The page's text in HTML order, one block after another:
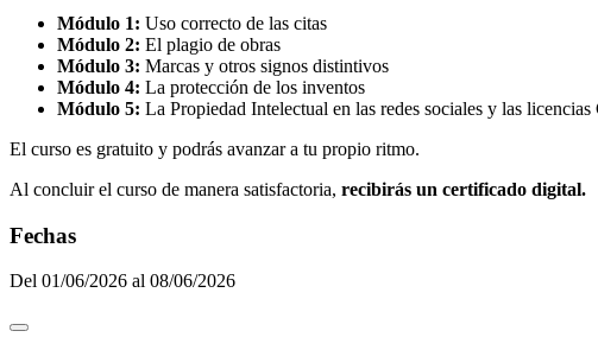
Módulo 1: Uso correcto de las citas
Módulo 2: El plagio de obras
Módulo 3: Marcas y otros signos distintivos
Módulo 4: La protección de los inventos
Módulo 5: La Propiedad Intelectual en las redes sociales y las
El curso es gratuito y podrás avanzar a tu propio ritmo.
Al concluir el curso de manera satisfactoria, recibirás un certificado digital.
Fechas
Del 01/06/2026 al 08/06/2026